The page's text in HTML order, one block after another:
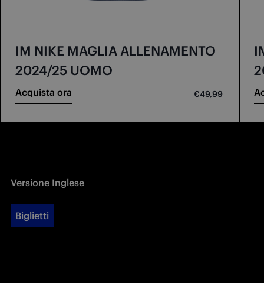
IM NIKE MAGLIA ALLENAMENTO
2024/25 UOMO
Acquista ora €49,99
Versione Inglese
Biglietti